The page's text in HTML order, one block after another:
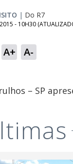
| Do R7
- 10H30
A+ A-
– SP